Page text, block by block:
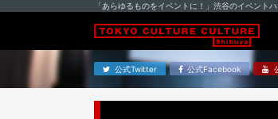
「あらゆるものをイベントに！」渋谷のイベント
公式Twitter 公式Facebook